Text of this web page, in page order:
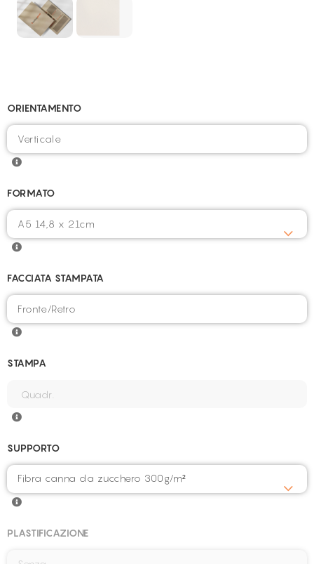
ORIENTAMENTO
FORMATO
FACCIATA STAMPATA
STAMPA
SUPPORTO
Fibra canna da zucchero 300g/m²
PLASTIFICAZIONE